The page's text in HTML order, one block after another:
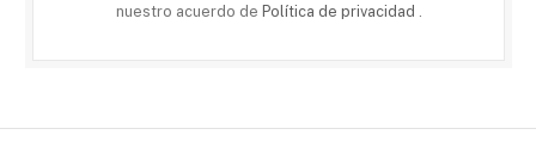
nuestro acuerdo de Política de privacidad